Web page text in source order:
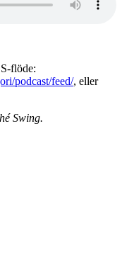
flöde:
podcast/feed/, eller
Swing.